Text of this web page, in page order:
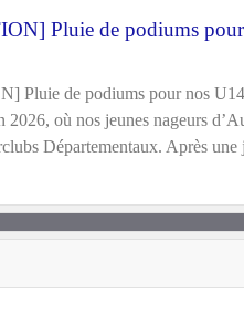
Pluie de podiums
Pluie de podiums pour nos
2026, où nos jeunes nageurs
Départementaux. Après une